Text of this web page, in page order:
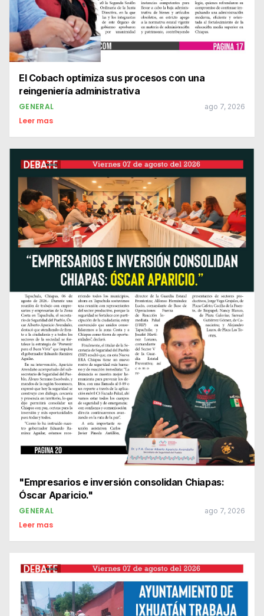
El Cobach optimiza sus procesos con una
reingeniería administrativa
GENERAL ago 7, 2026
Leer mas
"Empresarios e inversión consolidan Chiapas:
GENERAL ago 7, 2026
Leer mas